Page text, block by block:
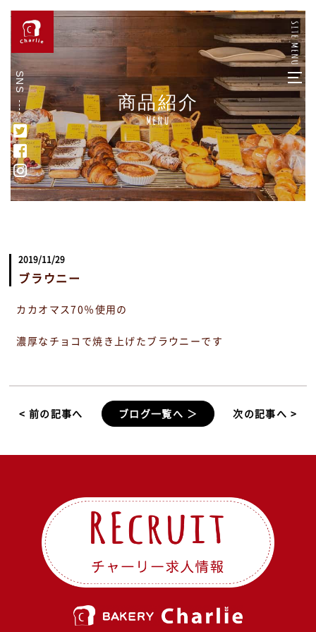
SNS
商品紹介
Menu
2019/11/29
ブラウニー
カカオマス70％使用の
濃厚なチョコで焼き上げたブラウニーです
< 前の記事へ ブログ一覧へ ＞ 次の記事へ >